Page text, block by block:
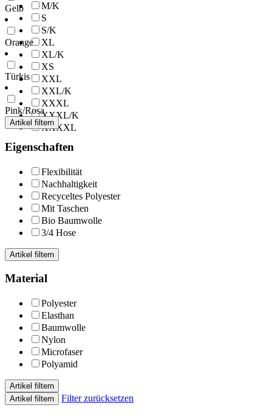
M/K
S
S/K
XL
XL/K
XS
XXL
XXL/K
XXXL
XXXL/K
XXXXL
Gelb
Orange
Türkis
Pink/Rosa
Artikel filtern
Eigenschaften
Flexibilität
Nachhaltigkeit
Recyceltes Polyester
Mit Taschen
Bio Baumwolle
3/4 Hose
Artikel filtern
Material
Polyester
Elasthan
Baumwolle
Nylon
Microfaser
Polyamid
Artikel filtern
Artikel filtern
Filter zurücksetzen